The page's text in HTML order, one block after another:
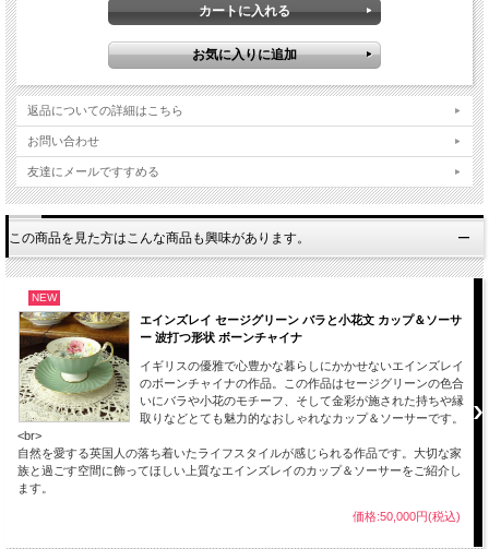
返品についての詳細はこちら
お問い合わせ
友達にメールですすめる
この商品を見た方はこんな商品も興味があります。
NEW
エインズレイ セージグリーン バラと小花文 カップ＆ソーサ
ー 波打つ形状 ボーンチャイナ
イギリスの優雅で心豊かな暮らしにかかせないエインズレイ
のボーンチャイナの作品。この作品はセージグリーンの色合
いにバラや小花のモチーフ、そして金彩が施された持ちや縁
取りなどとても魅力的なおしゃれなカップ＆ソーサーです。
<br>
自然を愛する英国人の落ち着いたライフスタイルが感じられる作品です。大切な家
族と過ごす空間に飾ってほしい上質なエインズレイのカップ＆ソーサーをご紹介し
ます。
価格:50,000円(税込)